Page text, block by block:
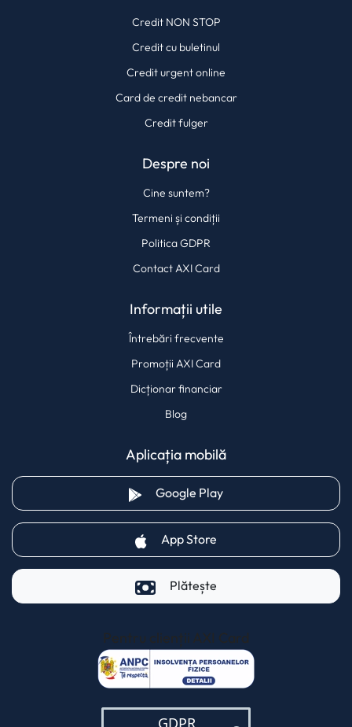
Credit NON STOP
Credit cu buletinul
Credit urgent online
Card de credit nebancar
Credit fulger
Despre noi
Cine suntem?
Termeni și condiții
Politica GDPR
Contact AXI Card
Informații utile
Întrebări frecvente
Promoții AXI Card
Dicționar financiar
Blog
Aplicația mobilă
Google Play(opens in a new tab)
App Store
Plătește
Pentru clienții AXI Card
(opens in a new